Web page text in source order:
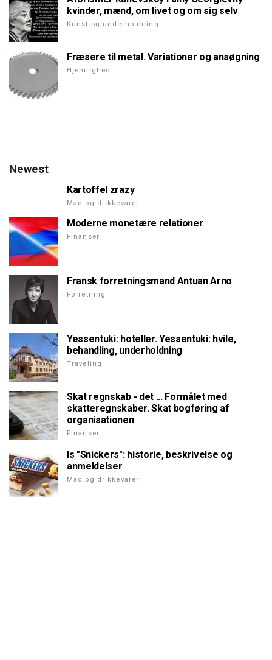
kvinder, mænd, om livet og om sig selv
Kunst og underholdning
Fræsere til metal. Variationer og ansøgning
Hjemlighed
Newest
Kartoffel zrazy
Mad og drikkevarer
Moderne monetære relationer
Finanser
Fransk forretningsmand Antuan Arno
Forretning
Yessentuki: hoteller. Yessentuki: hvile,
behandling, underholdning
Traveling
Skat regnskab - det ... Formålet med
skatteregnskaber. Skat bogføring af
organisationen
Finanser
Is "Snickers": historie, beskrivelse og
anmeldelser
Mad og drikkevarer